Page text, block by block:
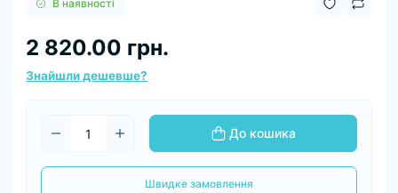
В наявності
2 820.00 грн.
Знайшли дешевше?
До кошика
Швидке замовлення